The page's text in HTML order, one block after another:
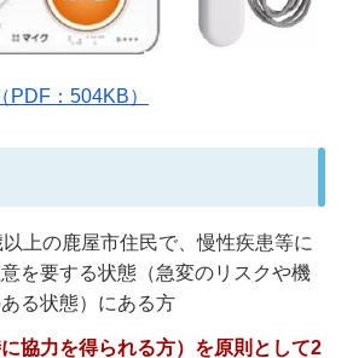
PDF：504KB）
上の鹿屋市住民で、慢性疾患等に
を要する状態（急変のリスクや機
る状態）にある方
協力を得られる方）を原則として2